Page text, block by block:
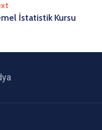
İstatistik Kursu